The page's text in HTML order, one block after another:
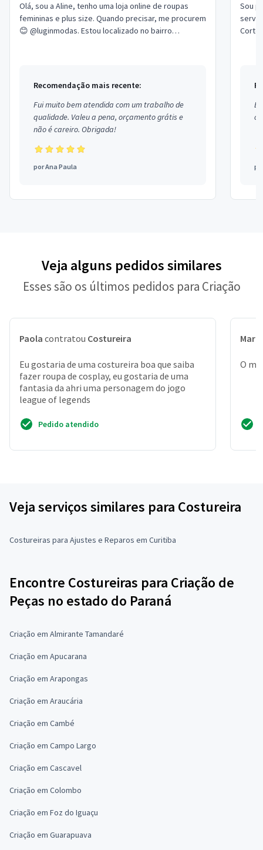
Olá, sou a Aline, tenho uma loja online de roupas
femininas e plus size. Quando precisar, me procurem
😊 @luginmodas. Estou localizado no bairro
Recomendação mais recente:
Fui muito bem atendida com um trabalho de
qualidade. Valeu a pena, orçamento grátis e
não é careiro. Obrigada!
porAna Paula
Sou
Corte
Veja alguns pedidos similares
Esses são os últimos pedidos para Criação
Paola contratou Costureira
Eu gostaria de uma costureira boa que saiba
fazer roupa de cosplay, eu gostaria de uma
fantasia da ahri uma personagem do jogo
league of legends
Pedido atendido
O
Veja serviços similares para Costureira
Costureiras para Ajustes e Reparos em Curitiba
Encontre Costureiras para Criação de
Peças no estado do Paraná
Criação em Almirante Tamandaré
Criação em Apucarana
Criação em Arapongas
Criação em Araucária
Criação em Cambé
Criação em Campo Largo
Criação em Cascavel
Criação em Colombo
Criação em Foz do Iguaçu
Criação em Guarapuava